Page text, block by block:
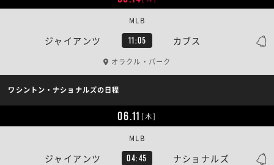
ジャイアンツ 11:05 カブス
MLB
オラクル・パーク
ワシントン・ナショナルズの日程
06.11 [木]
ジャイアンツ 04:45 ナショナルズ
MLB